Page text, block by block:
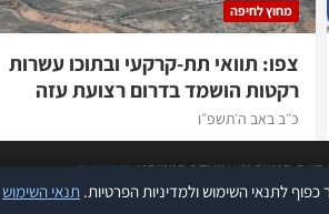
מחוץ לחיפה
צפו: תוואי תת-קרקעי ובתוכו עשרות
רקטות הושמד בדרום רצועת עזה
כ״ב באב ה׳תשפ״ו
תנאי השימוש
חווית המשתמש ומעקב סטטיסטי.קרא עוד